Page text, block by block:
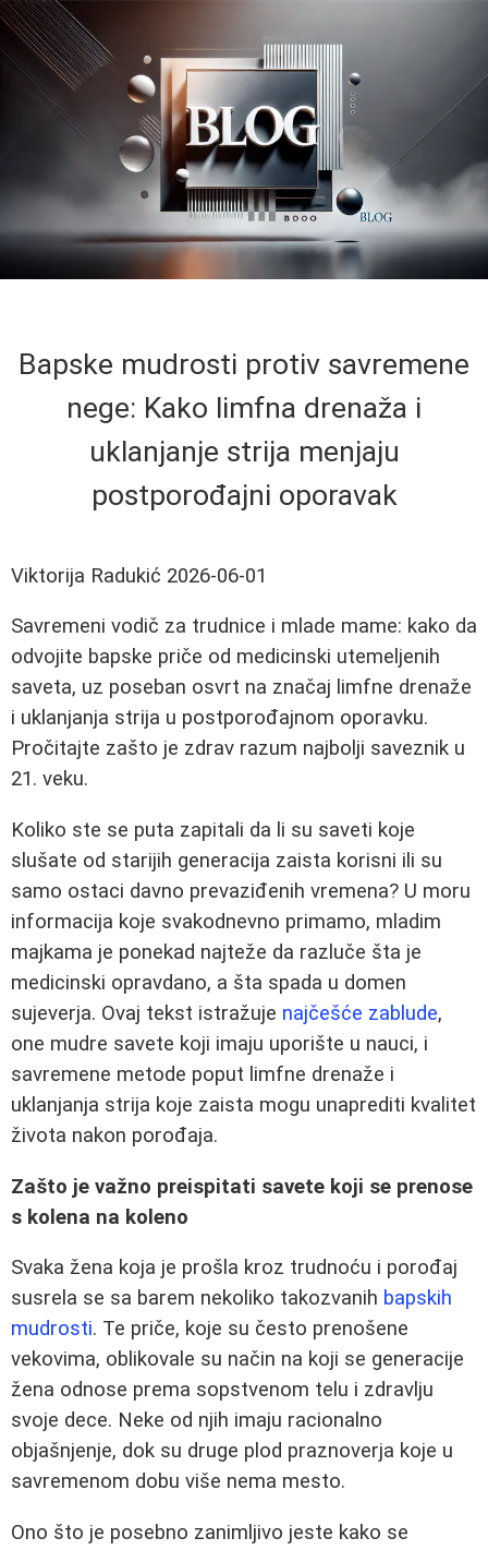
Bapske mudrosti protiv savremene
nege: Kako limfna drenaža i
uklanjanje strija menjaju
postporođajni oporavak
Viktorija Radukić 2026-06-01
Savremeni vodič za trudnice i mlade mame: kako da
odvojite bapske priče od medicinski utemeljenih
saveta, uz poseban osvrt na značaj limfne drenaže
i uklanjanja strija u postporođajnom oporavku.
Pročitajte zašto je zdrav razum najbolji saveznik u
21. veku.
Koliko ste se puta zapitali da li su saveti koje
slušate od starijih generacija zaista korisni ili su
samo ostaci davno prevaziđenih vremena? U moru
informacija koje svakodnevno primamo, mladim
majkama je ponekad najteže da razluče šta je
medicinski opravdano, a šta spada u domen
sujeverja. Ovaj tekst istražuje najčešće zablude,
one mudre savete koji imaju uporište u nauci, i
savremene metode poput limfne drenaže i
uklanjanja strija koje zaista mogu unaprediti kvalitet
života nakon porođaja.
Zašto je važno preispitati savete koji se prenose
s kolena na koleno
Svaka žena koja je prošla kroz trudnoću i porođaj
susrela se sa barem nekoliko takozvanih bapskih
mudrosti. Te priče, koje su često prenošene
vekovima, oblikovale su način na koji se generacije
žena odnose prema sopstvenom telu i zdravlju
svoje dece. Neke od njih imaju racionalno
objašnjenje, dok su druge plod praznoverja koje u
savremenom dobu više nema mesto.
Ono što je posebno zanimljivo jeste kako se